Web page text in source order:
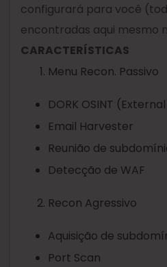
configurará para você
encontradas aqui mesmo
CARACTERÍSTICAS
Menu Recon. Passivo
DORK OSINT
Email Harvester
Reunião de
Detecção de WAF
Recon Agressivo
Aquisição de
Port Scan